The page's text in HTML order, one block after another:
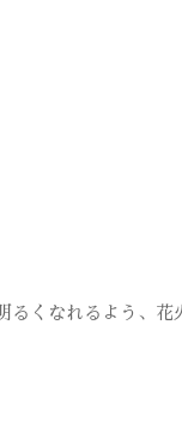
るくなれるよう、花